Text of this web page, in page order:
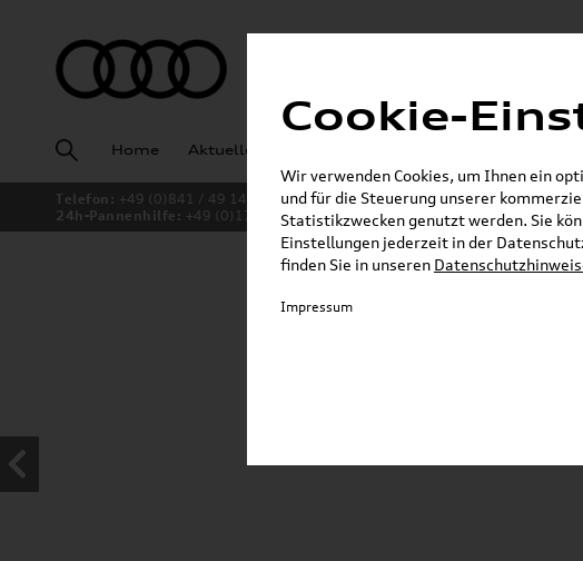
Home Aktuelles
Telefon: +49 (0)841 / 49 140
24h-Pannenhilfe: +49 (0)171 / 870 72 87
Jetzt sparen bei unseren
Cookie-
Wir verwenden Cookies, um Ihnen ein
und für die Steuerung unserer
Statistikzwecken genutzt werden. Sie
Einstellungen jederzeit in der
finden Sie in unseren
Impressum